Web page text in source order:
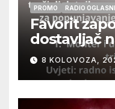
PROMO RADIO
Favorit
dostavljač
izvršitelja
8 KOLOVOZA,